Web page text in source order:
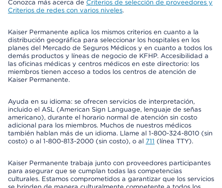
Conozca más acerca de Criterios de selección de proveedores y
Criterios de redes con varios niveles.
Kaiser Permanente aplica los mismos criterios en cuanto a la
distribución geográfica para seleccionar los hospitales en los
planes del Mercado de Seguros Médicos y en cuanto a todos los
demás productos y líneas de negocio de KFHP. Accesibilidad a
las oficinas médicas y centros médicos en este directorio: los
miembros tienen acceso a todos los centros de atención de
Kaiser Permanente.
Ayuda en su idioma: se ofrecen servicios de interpretación,
incluido el ASL (American Sign Language, lenguaje de señas
americano), durante el horario normal de atención sin costo
adicional para los miembros. Muchos de nuestros médicos
también hablan más de un idioma. Llame al 1-800-324-8010 (sin
costo) o al 1-800-813-2000 (sin costo), o al 711 (línea TTY).
Kaiser Permanente trabaja junto con proveedores participantes
para asegurar que se cumplan todas las competencias
culturales. Estamos comprometidos a garantizar que los servicios